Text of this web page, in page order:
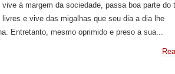
vive à margem da sociedade, passa boa parte do
livres e vive das migalhas que seu dia a dia lhe
Entretanto, mesmo oprimido e preso a sua...